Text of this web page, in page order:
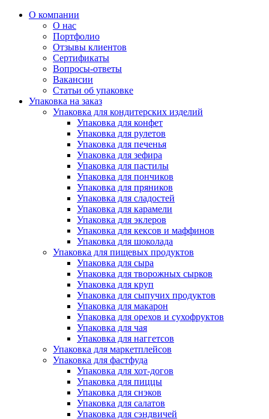
О компании
О нас
Портфолио
Отзывы клиентов
Сертификаты
Вопросы-ответы
Вакансии
Статьи об упаковке
Упаковка на заказ
Упаковка для кондитерских изделий
Упаковка для конфет
Упаковка для рулетов
Упаковка для печенья
Упаковка для зефира
Упаковка для пастилы
Упаковка для пончиков
Упаковка для пряников
Упаковка для сладостей
Упаковка для карамели
Упаковка для эклеров
Упаковка для кексов и маффинов
Упаковка для шоколада
Упаковка для пищевых продуктов
Упаковка для сыра
Упаковка для творожных сырков
Упаковка для круп
Упаковка для сыпучих продуктов
Упаковка для макарон
Упаковка для орехов и сухофруктов
Упаковка для чая
Упаковка для наггетсов
Упаковка для маркетплейсов
Упаковка для фастфуда
Упаковка для хот-догов
Упаковка для пиццы
Упаковка для снэков
Упаковка для салатов
Упаковка для сэндвичей